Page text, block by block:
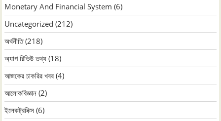
Monetary And Financial System (6)
Uncategorized (212)
অর্থনীতি(218)
অ্যাপ রিভিউ তথ্য (18)
আজকের চাকরির খবর (4)
আলোকবিজ্ঞান (2)
ইলেকট্রনিক্স (6)